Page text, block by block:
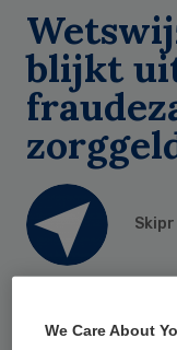
blijkt
We Care About